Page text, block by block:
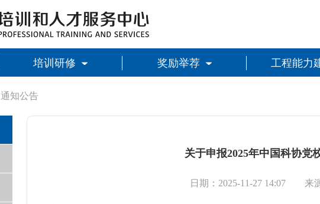
培训研修 奖励举荐 工程能力
通知公告
关于申报2025年中国科协党
日期：2025-11-27 14:07 来